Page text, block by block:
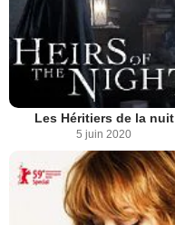
Les Héritiers de la nuit
5 juin 2020